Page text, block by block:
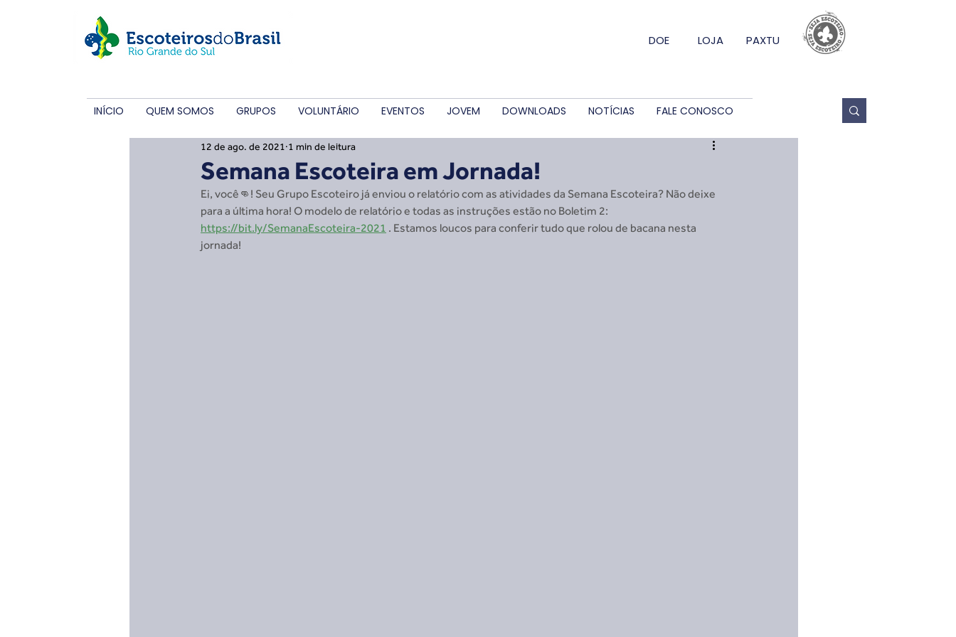
DOE LOJA PAXTU
INÍCIO QUEM SOMOS GRUPOS VOLUNTÁRIO EVENTOS JOVEM DOWNLOADS NOTÍCIAS FALE CONOSCO
Semana Escoteira em Jornada!
12 de ago. de 2021 1 min de leitura
Ei, você👊! Seu Grupo Escoteiro já enviou o relatório com as atividades da Semana Escoteira? Não deixe
para a última hora! O modelo de relatório e todas as instruções estão no Boletim 2:
https://bit.ly/SemanaEscoteira-2021 . Estamos loucos para conferir tudo que rolou de bacana nesta
jornada!